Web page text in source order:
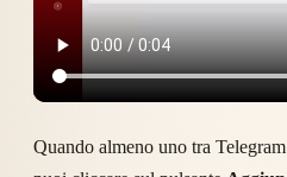
Quando almeno uno tra